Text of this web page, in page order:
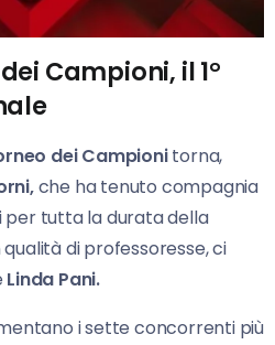
Campioni, il 1°
dei Campionitorna,
che ha tenuto compagnia
tutta la durata della
di professoresse, ci
Linda Pani.
i sette concorrenti più